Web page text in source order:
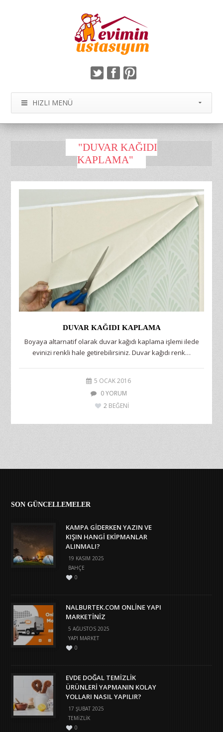
HIZLI MENÜ
"DUVAR KAĞIDI
KAPLAMA"
DUVAR KAĞIDI KAPLAMA
Boyaya altarnatif olarak duvar kağıdı kaplama işlemi ilede
evinizi renkli hale getirebilirsiniz. Duvar kağıdı renk…
5 OCAK 2016
0 YORUM
2BEĞENİ
SON GÜNCELLEMELER
KAMPA GIDERKEN YAZIN VE
KIŞIN HANGI EKIPMANLAR
ALINMALI?
19 KASIM 2025
BAHÇE
0
NALBURTEK.COM ONLINE YAPI
MARKETINIZ
5 AĞUSTOS 2025
YAPI MARKET
0
EVDE DOĞAL TEMIZLIK
ÜRÜNLERI YAPMANIN KOLAY
YOLLARI NASIL YAPILIR?
17 ŞUBAT 2025
TEMIZLIK
0